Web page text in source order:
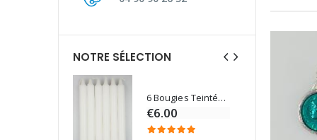
NOTRE SÉLECTION
6 Bougies Teintées Masse Couleur Blanche
€6.00